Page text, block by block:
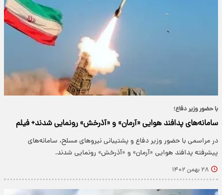
با حضور وزیر دفاع؛
سامانه‌های پدافند هوایی «آرمان» و «آذرخش» رونمایی شدند+ فیلم
در مراسمی با حضور وزیر دفاع و پشتیبانی نیروهای مسلح، سامانه‌های
پیشرفته پدافند هوایی «آرمان» و «آذرخش» رونمایی شدند.
۲۸ بهمن ۱۴۰۲